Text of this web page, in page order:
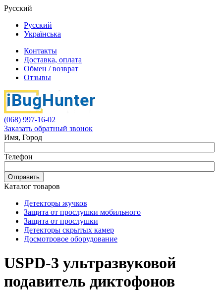
Русский
Русский
Українська
Контакты
Доставка, оплата
Обмен / возврат
Отзывы
(068) 997-16-02
Заказать обратный звонок
Имя, Город
Телефон
Отправить
Каталог товаров
Детекторы жучков
Защита от прослушки мобильного
Защита от прослушки
Детекторы скрытых камер
Досмотровое оборудование
USPD-3 ультразвуковой
подавитель диктофонов